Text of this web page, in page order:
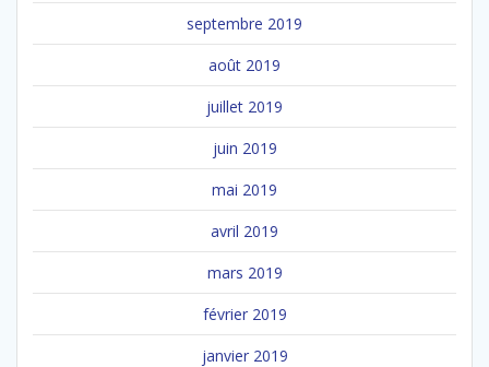
septembre 2019
août 2019
juillet 2019
juin 2019
mai 2019
avril 2019
mars 2019
février 2019
janvier 2019